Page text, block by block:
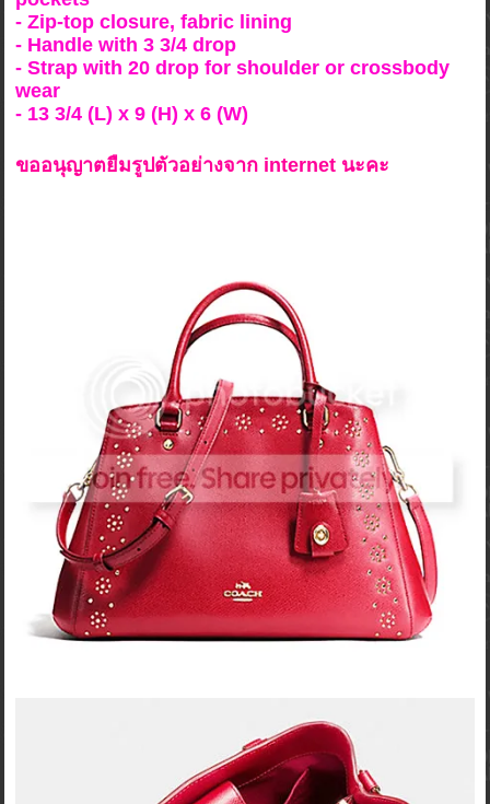
- Zip-top closure, fabric lining
- Handle with 3 3/4 drop
- Strap with 20 drop for shoulder or crossbody
wear
- 13 3/4 (L) x 9 (H) x 6 (W)
ขออนุญาตยืมรูปตัวอย่างจาก internet นะคะ